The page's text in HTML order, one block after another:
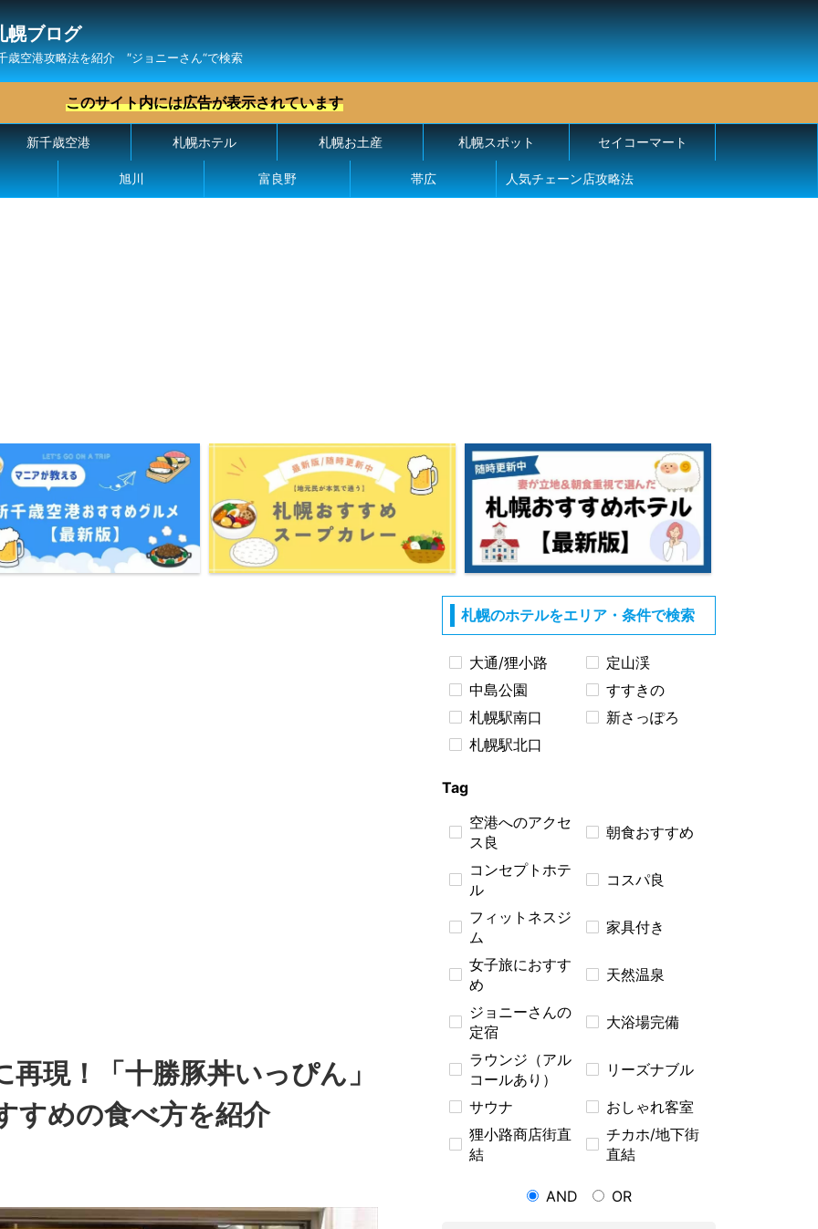
幌ブログ
歳空港攻略法を紹介 ″ジョニーさん“で検索
このサイト内には広告が表示されています
新千歳空港 札幌ホテル 札幌お土産 札幌スポット セイコーマート
旭川 富良野 帯広 人気チェーン店攻略法
現！「十勝豚丼いっぴん」
すめの食べ方を紹介
札幌のホテルをエリア・条件で検索
大通/狸小路
定山渓
中島公園
すすきの
札幌駅南口
新さっぽろ
札幌駅北口
Tag
空港へのアクセ
ス良
朝食おすすめ
コンセプトホテ
ル
コスパ良
フィットネスジ
ム
家具付き
女子旅におすす
め
天然温泉
ジョニーさんの
定宿
大浴場完備
ラウンジ（アル
コールあり）
リーズナブル
サウナ
おしゃれ客室
狸小路商店街直
結
チカホ/地下街
直結
AND OR